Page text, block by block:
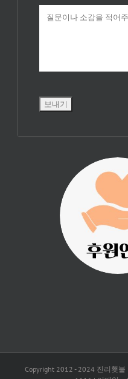
진리횃불
여러분의
로 이루어
Copyright 2012 - 2024 진리횃